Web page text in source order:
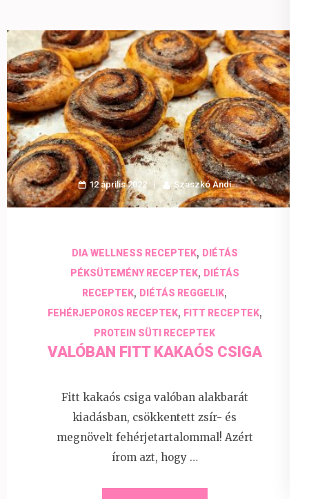
12 április 2022 Szaszkó Andi
DIA WELLNESS RECEPTEK, DIÉTÁS
PÉKSÜTEMÉNY RECEPTEK, DIÉTÁS
RECEPTEK, DIÉTÁS REGGELIK,
FEHÉRJEPOROS RECEPTEK, FITT RECEPTEK,
PROTEIN SÜTI RECEPTEK
VALÓBAN FITT KAKAÓS CSIGA
Fitt kakaós csiga valóban alakbarát
kiadásban, csökkentett zsír- és
megnövelt fehérjetartalommal! Azért
írom azt, hogy …